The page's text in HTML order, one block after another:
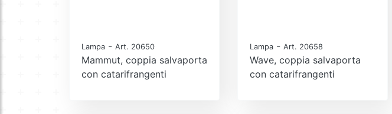
Lampa - Art. 20650
Mammut, coppia salvaporta
con catarifrangenti
Lampa - Art. 20658
Wave, coppia salvaporta
con catarifrangenti